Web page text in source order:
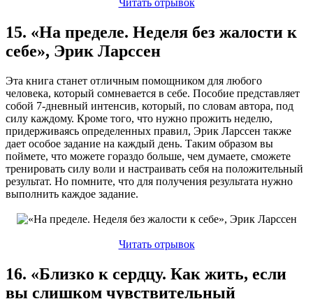
Читать отрывок
15. «На пределе. Неделя без жалости к
себе», Эрик Ларссен
Эта книга станет отличным помощником для любого
человека, который сомневается в себе. Пособие представляет
собой 7-дневный интенсив, который, по словам автора, под
силу каждому. Кроме того, что нужно прожить неделю,
придерживаясь определенных правил, Эрик Ларссен также
дает особое задание на каждый день. Таким образом вы
поймете, что можете гораздо больше, чем думаете, сможете
тренировать силу воли и настраивать себя на положительный
результат. Но помните, что для получения результата нужно
выполнить каждое задание.
Читать отрывок
16. «Близко к сердцу. Как жить, если
вы слишком чувствительный